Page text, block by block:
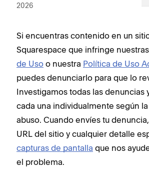
2026
Si encuentras contenido en un
Squarespace que infringe nuestras
de Uso o nuestra Política de Uso
puedes denunciarlo para que lo
Investigamos todas las denuncias
cada una individualmente según
abuso. Cuando envíes tu
URL del sitio y cualquier detalle
capturas de pantalla que nos
el problema.